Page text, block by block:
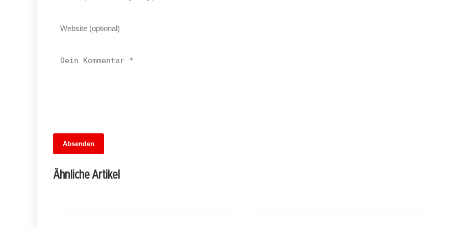
Absenden
Ähnliche Artikel
MuseumsMeileMitte: Berlins neues
kulturelles Herz schlägt am